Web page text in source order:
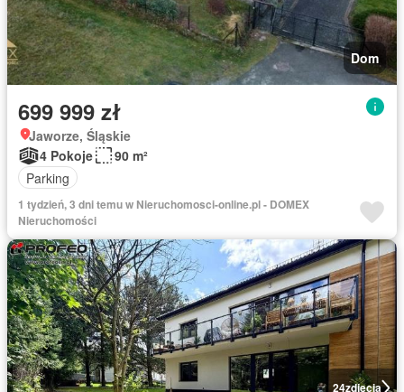
Dom
699 999 zł
Jaworze, Śląskie
4 Pokoje
90 m²
Parking
1 tydzień, 3 dni temu w Nieruchomosci-online.pl - DOMEX
Nieruchomości
24zdjęcia